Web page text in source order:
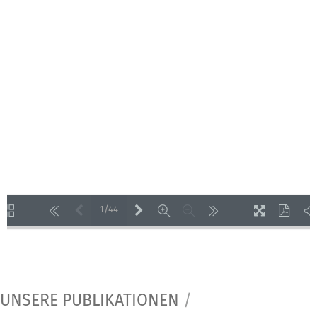
LOADING PAGES 42% ...
1/44
UNSERE PUBLIKATIONEN /